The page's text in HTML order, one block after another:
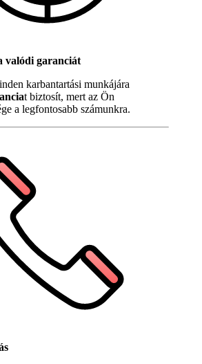
valódi garanciát
karbantartási munkájára
t biztosít, mert az Ön
a legfontosabb számunkra.